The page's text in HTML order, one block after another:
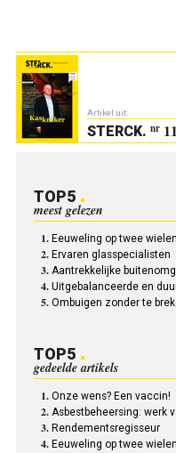
Artikel uit:
STERCK. nr
TOP5
meest gelezen
Eeuweling op twee wielen
Ervaren glasspecialisten
Aantrekkelijke
Uitgebalanceerde en
Ombuigen zonder te
TOP5
gedeelde artikels
Onze wens? Een vaccin!
Asbestbeheersing: werk
Rendementsregisseur
Eeuweling op twee wielen